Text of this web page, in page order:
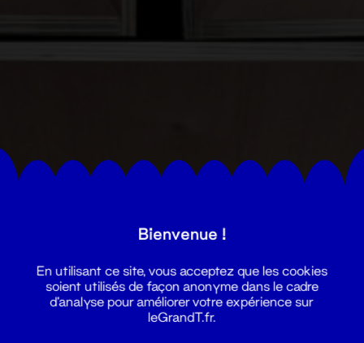
Bienvenue !
En utilisant ce site, vous acceptez que les cookies
soient utilisés de façon anonyme dans le cadre
d'analyse pour améliorer votre expérience sur
leGrandT.fr.